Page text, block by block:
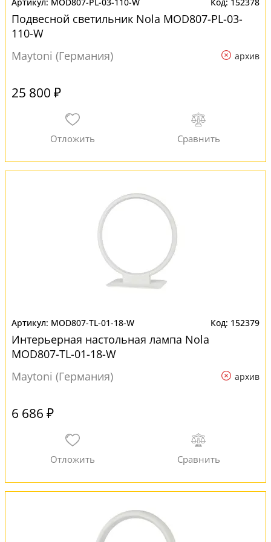
Подвесной светильник Nola MOD807-PL-03-
110-W
Maytoni (Германия)
архив
25 800 ₽
MOD807-TL-01-18-W 152379
Интерьерная настольная лампа Nola
MOD807-TL-01-18-W
Maytoni (Германия)
архив
6 686 ₽